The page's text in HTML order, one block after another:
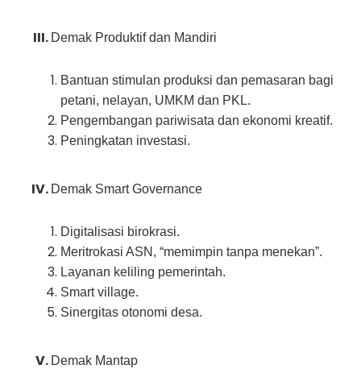
Demak Produktif dan Mandiri
Bantuan stimulan produksi dan pemasaran bagi
petani, nelayan, UMKM dan PKL.
Pengembangan pariwisata dan ekonomi kreatif.
Peningkatan investasi.
Demak Smart Governance
Digitalisasi birokrasi.
Meritrokasi ASN, “memimpin tanpa menekan”.
Layanan keliling pemerintah.
Smart village.
Sinergitas otonomi desa.
Demak Mantap